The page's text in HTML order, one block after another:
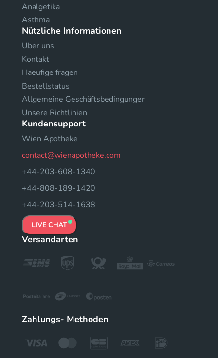
Analgetika
Asthma
Nützliche Informationen
Uber uns
Kontakt
Haeufige fragen
Bestellstatus
Allgemeine Geschäftsbedingungen
Unsere Richtlinien
Kundensupport
Wien Apotheke
contact@wienapotheke.com
+44-203-608-1340
+44-808-189-1420
+44-203-514-1638
LIVE CHAT
Versandarten
Zahlungs- Methoden